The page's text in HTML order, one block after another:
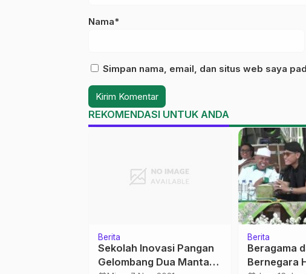
Nama*
Simpan nama, email, dan situs web saya
REKOMENDASI UNTUK ANDA
Berita
Sekolah Inovasi Pangan
Gelombang Dua Mantab
Berita
Beragama
Bernegara